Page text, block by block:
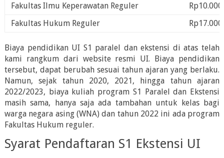
Fakultas Ilmu Keperawatan Reguler
Fakultas Hukum Reguler
Biaya pendidikan UI S1 paralel dan ekstensi di atas telah
kami rangkum dari website resmi UI. Biaya pendidikan
tersebut, dapat berubah sesuai tahun ajaran yang berlaku.
Namun, sejak tahun 2020, 2021, hingga tahun ajaran
2022/2023, biaya kuliah program S1 Paralel dan Ekstensi
masih sama, hanya saja ada tambahan untuk kelas bagi
warga negara asing (WNA) dan tahun 2022 ini ada program
Fakultas Hukum reguler.
Syarat Pendaftaran S1 Ekstensi UI